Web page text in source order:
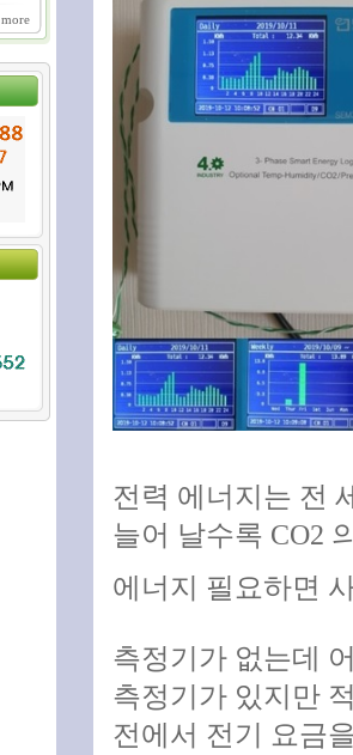
more
전력 에너지는 전
늘어 날수록 CO2
에너지 필요하면
측정기가 없는데
측정기가 있지만
전에서 전기 요금